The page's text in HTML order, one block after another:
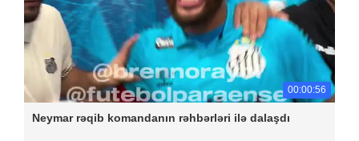
00:00:56
Neymar rəqib komandanın rəhbərləri ilə dalaşdı